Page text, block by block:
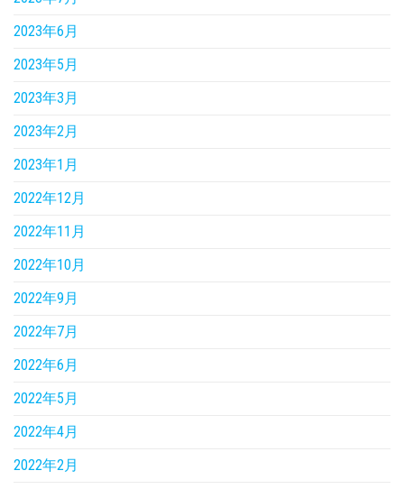
2023年6月
2023年5月
2023年3月
2023年2月
2023年1月
2022年12月
2022年11月
2022年10月
2022年9月
2022年7月
2022年6月
2022年5月
2022年4月
2022年2月